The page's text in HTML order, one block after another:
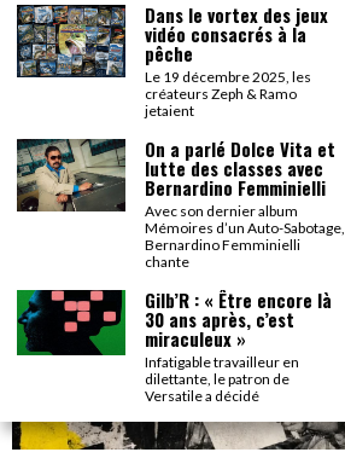
Dans le vortex des jeux
vidéo consacrés à la
pêche
Le 19 décembre 2025, les
créateurs Zeph & Ramo
jetaient
On a parlé Dolce Vita et
lutte des classes avec
Bernardino Femminielli
Avec son dernier album
Mémoires d’un Auto-Sabotage,
Bernardino Femminielli
chante
Gilb’R : « Être encore là
30 ans après, c’est
miraculeux »
Infatigable travailleur en
dilettante, le patron de
Versatile a décidé